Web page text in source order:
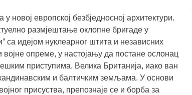
новој европској безбједносној архитектури.
размјештање оклопне бригаде у
са идејом нуклеарног штита и независних
опреме, у настојању да постане ослонац
приступима. Велика Британија, иако ван
и балтичким земљама. У основи
присуства, препознаје се и борба за